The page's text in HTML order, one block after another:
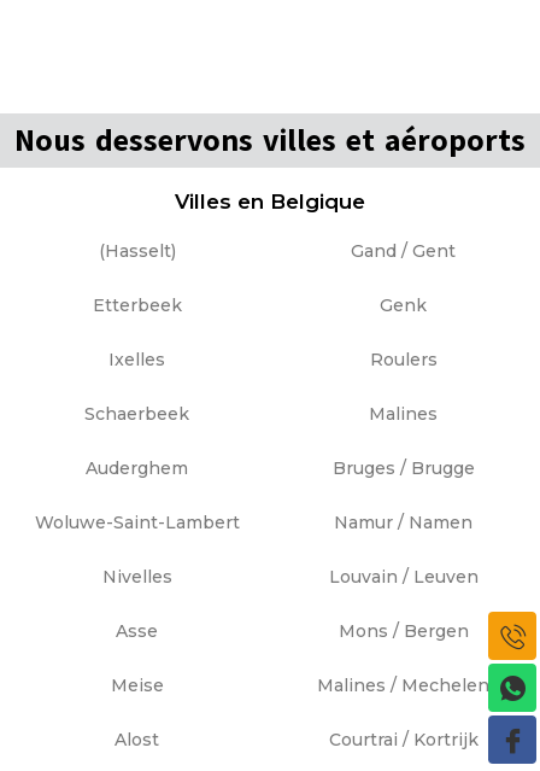
Nous desservons villes et aéroports
Villes en Belgique
(Hasselt)
Etterbeek
Ixelles
Schaerbeek
Auderghem
Woluwe-Saint-Lambert
Nivelles
Asse
Meise
Alost
Gand / Gent
Genk
Roulers
Malines
Bruges / Brugge
Namur / Namen
Louvain / Leuven
Mons / Bergen
Malines / Mechelen
Courtrai / Kortrijk